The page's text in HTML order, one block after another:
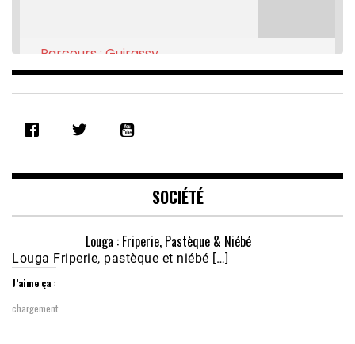
RSS FEED
EMBED
Parcours : Guirassy
Feb 16, 2021 • 28:08
SOCIÉTÉ
Louga : Friperie, Pastèque & Niébé
Louga Friperie, pastèque et niébé […]
J’aime ça :
chargement…